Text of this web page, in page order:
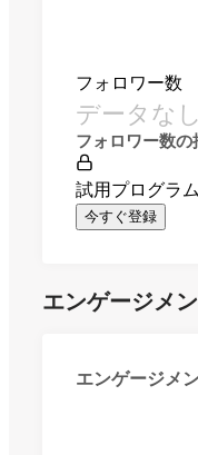
フォロワー数
データなし
フォロワー数の
試用プログラ
今すぐ登録
エンゲージメ
エンゲージメ